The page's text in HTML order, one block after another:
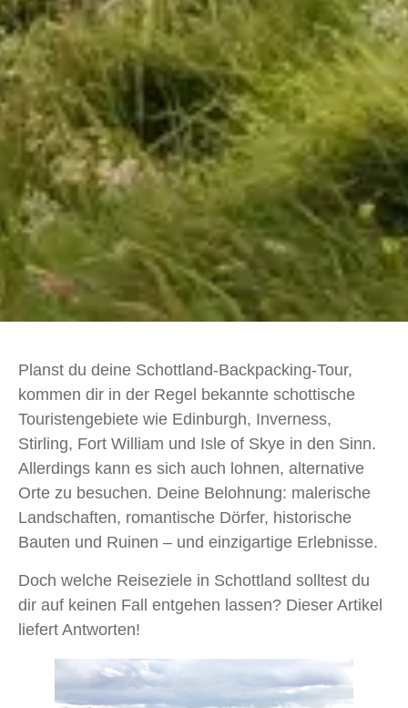
Planst du deine Schottland-Backpacking-Tour,
kommen dir in der Regel bekannte schottische
Touristengebiete wie Edinburgh, Inverness,
Stirling, Fort William und Isle of Skye in den Sinn.
Allerdings kann es sich auch lohnen, alternative
Orte zu besuchen. Deine Belohnung: malerische
Landschaften, romantische Dörfer, historische
Bauten und Ruinen – und einzigartige Erlebnisse.
Doch welche Reiseziele in Schottland solltest du
dir auf keinen Fall entgehen lassen? Dieser Artikel
liefert Antworten!